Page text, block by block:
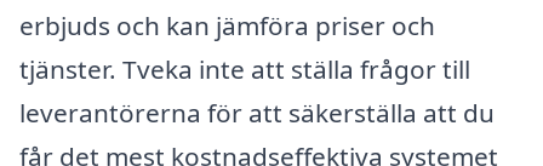
erbjuds och kan jämföra priser och
tjänster. Tveka inte att ställa frågor till
leverantörerna för att säkerställa att du
får det mest kostnadseffektiva systemet